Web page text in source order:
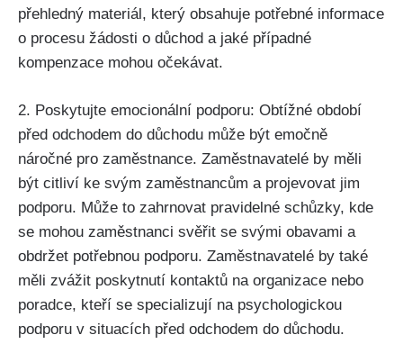
přehledný materiál, který obsahuje potřebné informace
o procesu žádosti o důchod a jaké případné
kompenzace mohou očekávat.
2. Poskytujte emocionální podporu: Obtížné období
před odchodem do důchodu může být emočně
náročné pro zaměstnance. Zaměstnavatelé by měli
být citliví ke svým zaměstnancům a projevovat jim
podporu. Může to zahrnovat pravidelné schůzky, kde
se mohou zaměstnanci svěřit se svými obavami a
obdržet potřebnou podporu. Zaměstnavatelé by také
měli zvážit poskytnutí kontaktů na organizace nebo
poradce, kteří se specializují na psychologickou
podporu v situacích před odchodem do důchodu.